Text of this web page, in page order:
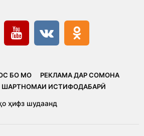
БО МО
РЕКЛАМА ДАР СОМОНА
ШАРТНОМАИ ИСТИФОДАБАРӢ
ҳифз шудаанд